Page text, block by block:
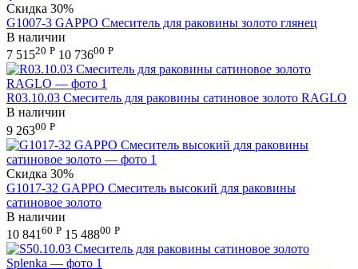
Скидка 30%
G1007-3 GAPPO Смеситель для раковины золото глянец
В наличии
7 51520 Р 10 73600 Р
R03.10.03 Смеситель для раковины сатиновое золото RAGLO
В наличии
9 26300 Р
Скидка 30%
G1017-32 GAPPO Смеситель высокий для раковины
сатиновое золото
В наличии
10 841 60 Р 15 48800 Р